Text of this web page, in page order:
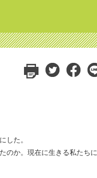
した。
のか。現在に生きる私たちに